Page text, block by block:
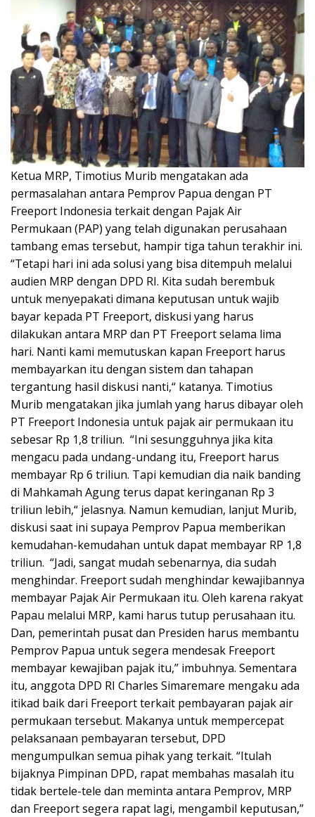
Ketua MRP, Timotius Murib mengatakan ada
permasalahan antara Pemprov Papua dengan PT
Freeport Indonesia terkait dengan Pajak Air
Permukaan (PAP) yang telah digunakan perusahaan
tambang emas tersebut, hampir tiga tahun terakhir ini.
“Tetapi hari ini ada solusi yang bisa ditempuh melalui
audien MRP dengan DPD RI. Kita sudah berembuk
untuk menyepakati dimana keputusan untuk wajib
bayar kepada PT Freeport, diskusi yang harus
dilakukan antara MRP dan PT Freeport selama lima
hari. Nanti kami memutuskan kapan Freeport harus
membayarkan itu dengan sistem dan tahapan
tergantung hasil diskusi nanti,“ katanya. Timotius
Murib mengatakan jika jumlah yang harus dibayar oleh
PT Freeport Indonesia untuk pajak air permukaan itu
sebesar Rp 1,8 triliun. “Ini sesungguhnya jika kita
mengacu pada undang-undang itu, Freeport harus
membayar Rp 6 triliun. Tapi kemudian dia naik banding
di Mahkamah Agung terus dapat keringanan Rp 3
triliun lebih,“ jelasnya. Namun kemudian, lanjut Murib,
diskusi saat ini supaya Pemprov Papua memberikan
kemudahan-kemudahan untuk dapat membayar RP 1,8
triliun. “Jadi, sangat mudah sebenarnya, dia sudah
menghindar. Freeport sudah menghindar kewajibannya
membayar Pajak Air Permukaan itu. Oleh karena rakyat
Papau melalui MRP, kami harus tutup perusahaan itu.
Dan, pemerintah pusat dan Presiden harus membantu
Pemprov Papua untuk segera mendesak Freeport
membayar kewajiban pajak itu,” imbuhnya. Sementara
itu, anggota DPD RI Charles Simaremare mengaku ada
itikad baik dari Freeport terkait pembayaran pajak air
permukaan tersebut. Makanya untuk mempercepat
pelaksanaan pembayaran tersebut, DPD
mengumpulkan semua pihak yang terkait. “Itulah
bijaknya Pimpinan DPD, rapat membahas masalah itu
tidak bertele-tele dan meminta antara Pemprov, MRP
dan Freeport segera rapat lagi, mengambil keputusan,”